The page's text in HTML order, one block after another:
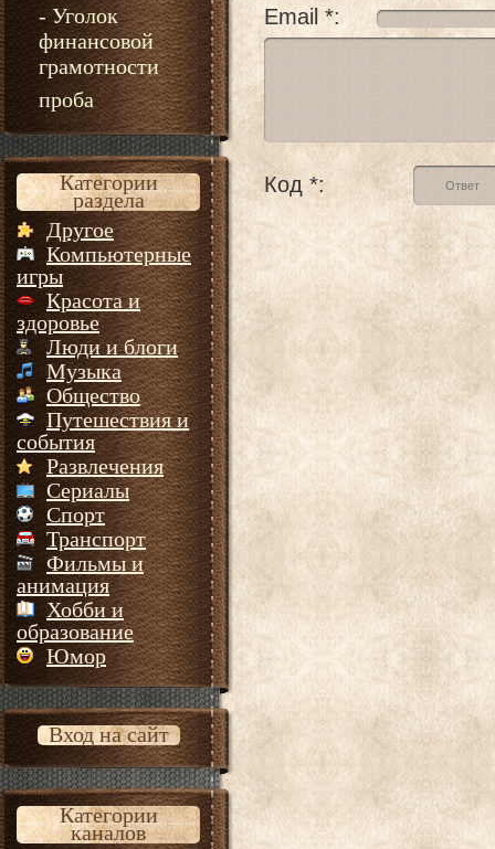
- Уголок
финансовой
грамотности
проба
Категории
раздела
Другое
Компьютерные
игры
Красота и
здоровье
Люди и блоги
Музыка
Общество
Путешествия и
события
Развлечения
Сериалы
Спорт
Транспорт
Фильмы и
анимация
Хобби и
образование
Юмор
Вход на сайт
Категории
каналов
Email *:
Код *: